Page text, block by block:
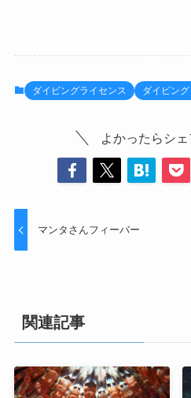
ダイビングライセンス ダイビン
よかったらシェ
マンタさんフィーバー
関連記事